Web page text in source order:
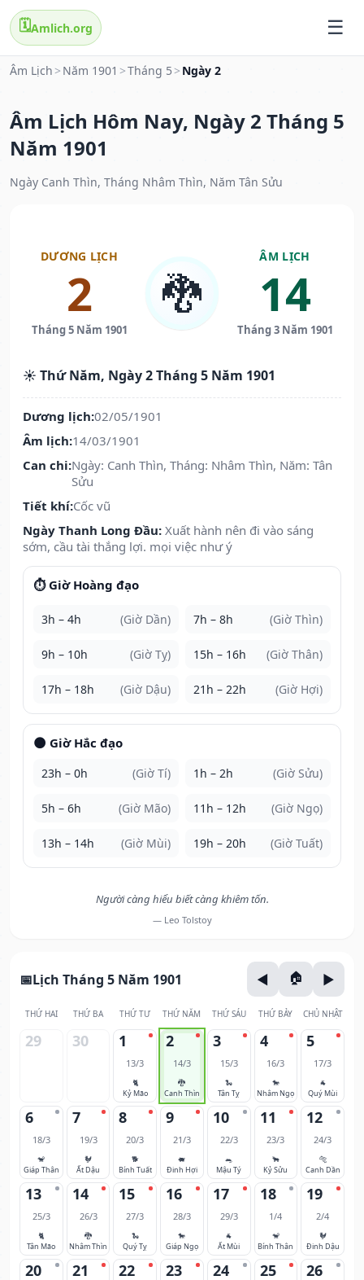
🗓️Amlich.org
Âm Lịch > Năm 1901 >Tháng 5 > Ngày 2
Âm Lịch Hôm Nay, Ngày 2 Tháng 5
Năm 1901
Ngày Canh Thìn, Tháng Nhâm Thìn, Năm Tân Sửu
DƯƠNG LỊCH
2
Tháng 5 Năm 1901
🐉
ÂM LỊCH
14
Tháng 3 Năm 1901
☀️ Thứ Năm, Ngày 2 Tháng 5 Năm 1901
Dương lịch:02/05/1901
Âm lịch:14/03/1901
Can chi:Ngày: Canh Thìn, Tháng: Nhâm Thìn, Năm: Tân
Sửu
Tiết khí:Cốc vũ
Ngày Thanh Long Đầu: Xuất hành nên đi vào sáng
sớm, cầu tài thắng lợi. mọi việc như ý
⏱️ Giờ Hoàng đạo
3h – 4h (Giờ Dần) 7h – 8h (Giờ Thìn)
9h – 10h (Giờ Tỵ) 15h – 16h (Giờ Thân)
17h – 18h (Giờ Dậu) 21h – 22h (Giờ Hợi)
🌑 Giờ Hắc đạo
23h – 0h (Giờ Tí) 1h – 2h (Giờ Sửu)
5h – 6h (Giờ Mão) 11h – 12h (Giờ Ngọ)
13h – 14h (Giờ Mùi) 19h – 20h (Giờ Tuất)
Người càng hiểu biết càng khiêm tốn.
— Leo Tolstoy
Lịch Tháng 5 Năm 1901
THỨ HAI THỨ BA THỨ TƯ THỨ NĂM THỨ SÁU THỨ BẢY CHỦ NHẬT
29 30 1
13/3
🐈
Kỷ Mão
2
14/3
🐉
Canh Thìn
3
15/3
🐍
Tân Tỵ
4
16/3
🐎
Nhâm Ngọ
5
17/3
🐐
Quý Mùi
6
18/3
🐒
Giáp Thân
7
19/3
🐓
Ất Dậu
8
20/3
🐕
Bính Tuất
9
21/3
🐖
Đinh Hợi
10
22/3
🐀
Mậu Tý
11
23/3
🐂
Kỷ Sửu
12
24/3
🐅
Canh Dần
13
25/3
🐈
Tân Mão
14
26/3
🐉
Nhâm Thìn
15
27/3
🐍
Quý Tỵ
16
28/3
🐎
Giáp Ngọ
17
29/3
🐐
Ất Mùi
18
1/4
🐒
Bính Thân
19
2/4
🐓
Đinh Dậu
20 21 22 23 24 25 26